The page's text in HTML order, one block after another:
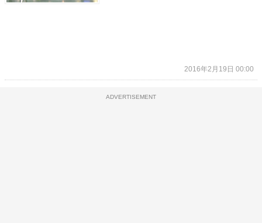
2016年2月19日 00:00
ADVERTISEMENT